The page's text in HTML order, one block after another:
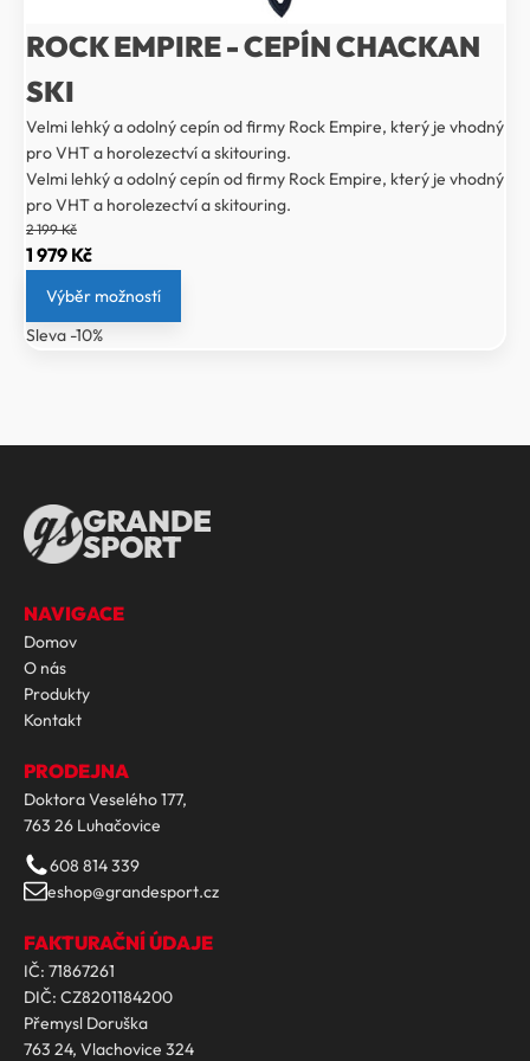
ROCK EMPIRE - CEPÍN CHACKAN
SKI
Velmi lehký a odolný cepín od firmy Rock Empire, který je vhodný
pro VHT a horolezectví a skitouring.
Velmi lehký a odolný cepín od firmy Rock Empire, který je vhodný
pro VHT a horolezectví a skitouring.
2 199Kč
Původní
cena
byla:
2
1 979 KčAktuální
cena
1
Výběr možností
Sleva -10%
GRANDE
SPORT
NAVIGACE
Domov
O nás
Produkty
Kontakt
PRODEJNA
Doktora Veselého 177,
763 26 Luhačovice
608 814 339
eshop@grandesport.cz
FAKTURAČNÍ ÚDAJE
IČ: 71867261
DIČ: CZ8201184200
Přemysl Doruška
763 24, Vlachovice 324